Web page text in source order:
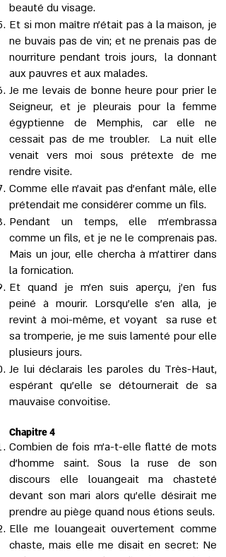
beauté du visage.
Et si mon maître n'était pas à la maison, je
ne buvais pas de vin; et ne prenais pas de
nourriture pendant trois jours, la donnant
aux pauvres et aux malades.
Je me levais de bonne heure pour prier le
Seigneur, et je pleurais pour la femme
égyptienne de Memphis, car elle ne
cessait pas de me troubler. La nuit elle
venait vers moi sous prétexte de me
rendre visite.
Comme elle n’avait pas d’enfant mâle, elle
prétendait me considérer comme un fils.
Pendant un temps, elle m’embrassa
comme un fils, et je ne le comprenais pas.
Mais un jour, elle chercha à m’attirer dans
la fornication.
Et quand je m'en suis aperçu, j’en fus
peiné à mourir. Lorsqu'elle s'en alla, je
revint à moi-même, et voyant sa ruse et
sa tromperie, je me suis lamenté pour elle
plusieurs jours.
Je lui déclarais les paroles du Très-Haut,
espérant qu'elle se détournerait de sa
mauvaise convoitise.
Chapitre 4
Combien de fois m’a-t-elle flatté de mots
d’homme saint. Sous la ruse de son
discours elle louangeait ma chasteté
devant son mari alors qu'elle désirait me
prendre au piège quand nous étions seuls.
Elle me louangeait ouvertement comme
chaste, mais elle me disait en secret: Ne